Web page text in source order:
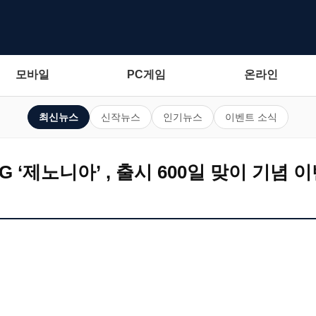
모바일 PC게임 온라인
최신뉴스 신작뉴스 인기뉴스 이벤트 소식
‘제노니아’ , 출시 600일 맞이 기념